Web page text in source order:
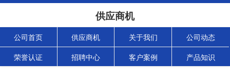
供应商机
公司首页 供应商机 关于我们 公司动态
荣誉认证 招聘中心 客户案例 产品知识